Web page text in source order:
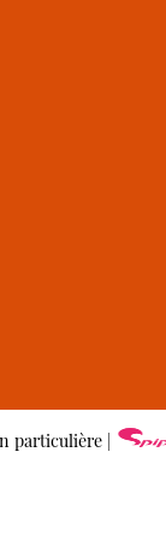
particulière |